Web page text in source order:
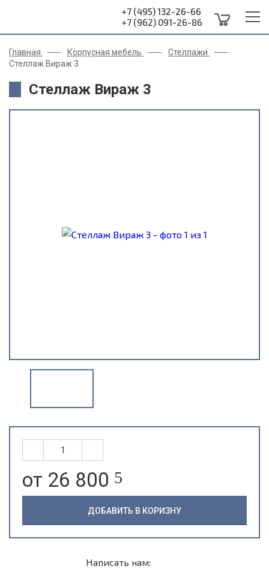
+7 (495) 132-26-66
+7 (962) 091-26-86
Главная Корпусная мебель
Стеллажи
Стеллаж Вираж 3
Стеллаж Вираж 3
от 26 800 5
ДОБАВИТЬ В КОРИЗНУ
Написать нам: